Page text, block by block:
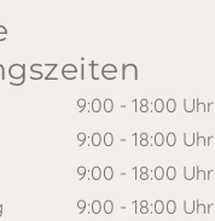
9:00 - 18:00 Uhr
9:00 - 18:00 Uhr
9:00 - 18:00 Uhr
9:00 - 18:00 Uhr